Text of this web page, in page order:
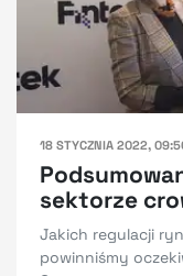
18 STYCZNIA 2022,
sektorze
Jakich regulacji
powinniśmy